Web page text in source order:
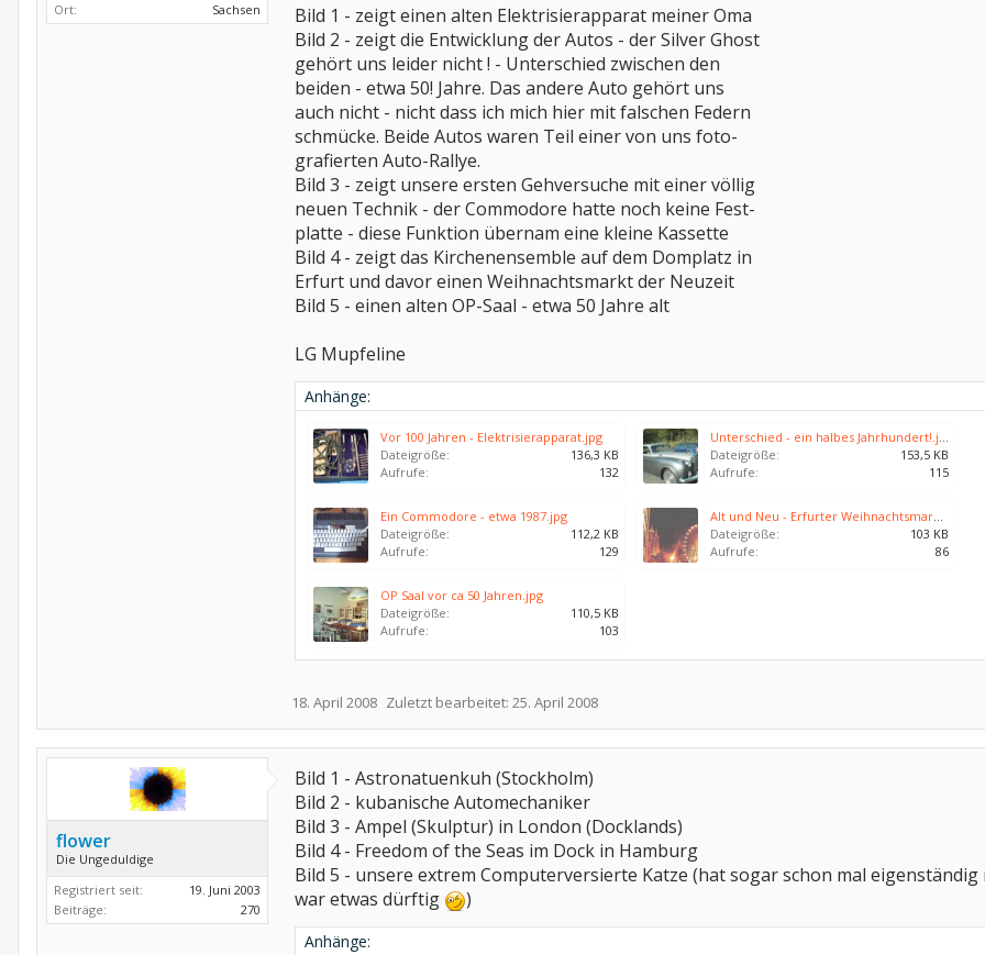
Ort:
Sachsen
Bild 1 - zeigt einen alten Elektrisierapparat meiner Oma
Bild 2 - zeigt die Entwicklung der Autos - der Silver Ghost
gehört uns leider nicht ! - Unterschied zwischen den
beiden - etwa 50! Jahre. Das andere Auto gehört uns
auch nicht - nicht dass ich mich hier mit falschen Federn
schmücke. Beide Autos waren Teil einer von uns foto-
grafierten Auto-Rallye.
Bild 3 - zeigt unsere ersten Gehversuche mit einer völlig
neuen Technik - der Commodore hatte noch keine Fest-
platte - diese Funktion übernam eine kleine Kassette
Bild 4 - zeigt das Kirchenensemble auf dem Domplatz in
Erfurt und davor einen Weihnachtsmarkt der Neuzeit
Bild 5 - einen alten OP-Saal - etwa 50 Jahre alt
LG Mupfeline
Anhänge:
Vor 100 Jahren - Elektrisierapparat.jpg
Dateigröße:
136,3 KB
Aufrufe:
132
Unterschied - ein halbes Jahrhundert!.jpg
Dateigröße:
153,5 KB
Aufrufe:
115
Ein Commodore - etwa 1987.jpg
Dateigröße:
112,2 KB
Aufrufe:
129
Alt und Neu - Erfurter Weihnachtsmarkt1.jpg
Dateigröße:
103 KB
Aufrufe:
86
OP Saal vor ca 50 Jahren.jpg
Dateigröße:
110,5 KB
Aufrufe:
103
18. April 2008 Zuletzt bearbeitet: 25. April 2008
flower
Die Ungeduldige
Registriert seit:
19. Juni 2003
Beiträge:
270
Bild 1 - Astronatuenkuh (Stockholm)
Bild 2 - kubanische Automechaniker
Bild 3 - Ampel (Skulptur) in London (Docklands)
Bild 4 - Freedom of the Seas im Dock in Hamburg
Bild 5 - unsere extrem Computerversierte Katze (hat sogar schon mal
war etwas dürftig
)
Anhänge: